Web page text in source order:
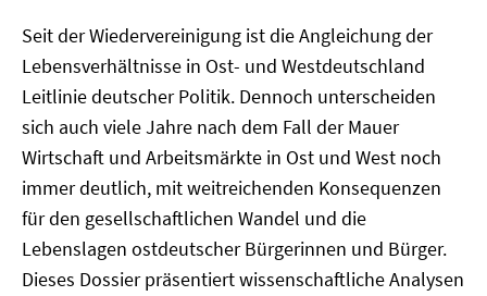
Seit der Wiedervereinigung ist die Angleichung der
Lebensverhältnisse in Ost- und Westdeutschland
Leitlinie deutscher Politik. Dennoch unterscheiden
sich auch viele Jahre nach dem Fall der Mauer
Wirtschaft und Arbeitsmärkte in Ost und West noch
immer deutlich, mit weitreichenden Konsequenzen
für den gesellschaftlichen Wandel und die
Lebenslagen ostdeutscher Bürgerinnen und Bürger.
Dieses Dossier präsentiert wissenschaftliche Analysen